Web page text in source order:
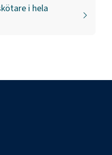
i hela